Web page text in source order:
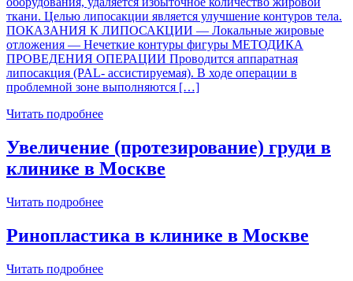
ткани. Целью липосакции является улучшение контуров тела.
ПОКАЗАНИЯ К ЛИПОСАКЦИИ — Локальные жировые
отложения — Нечеткие контуры фигуры МЕТОДИКА
ПРОВЕДЕНИЯ ОПЕРАЦИИ Проводится аппаратная
липосакция (PAL- ассистируемая). В ходе операции в
проблемной зоне выполняются […]
Читать подробнее
Увеличение (протезирование) груди в
клинике в Москве
Читать подробнее
Ринопластика в клинике в Москве
Читать подробнее